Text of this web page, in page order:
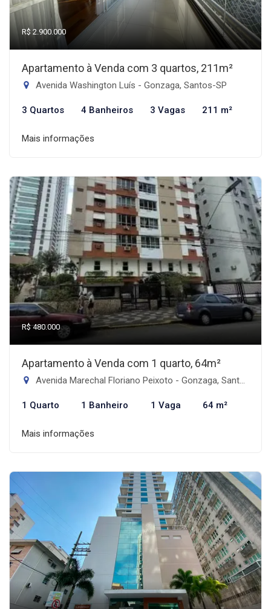
R$ 2.900.000
Apartamento à Venda com 3 quartos, 211m²
Avenida Washington Luís - Gonzaga, Santos-SP
3 Quartos 4 Banheiros 3 Vagas 211 m²
Mais informações
R$ 480.000
Apartamento à Venda com 1 quarto, 64m²
Avenida Marechal Floriano Peixoto - Gonzaga, Santos-SP
1 Quarto 1 Banheiro 1 Vaga 64 m²
Mais informações